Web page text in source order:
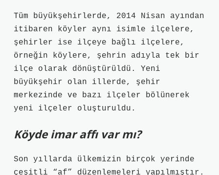
Tüm büyükşehirlerde, 2014 Nisan ayından
itibaren köyler aynı isimle ilçelere,
şehirler ise ilçeye bağlı ilçelere,
örneğin köylere, şehrin adıyla tek bir
ilçe olarak dönüştürüldü. Yeni
büyükşehir olan illerde, şehir
merkezinde ve bazı ilçeler bölünerek
yeni ilçeler oluşturuldu.
Köyde imar affı var mı?
Son yıllarda ülkemizin birçok yerinde
çeşitli “af” düzenlemeleri yapılmıştır.